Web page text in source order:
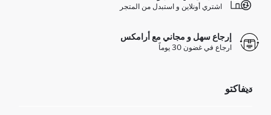
اشتري أونلاين و استبدل من المتجر
إرجاع سهل و مجاني مع أرامكس
ارجاع في غضون 30 يوماً
ديفاكتو